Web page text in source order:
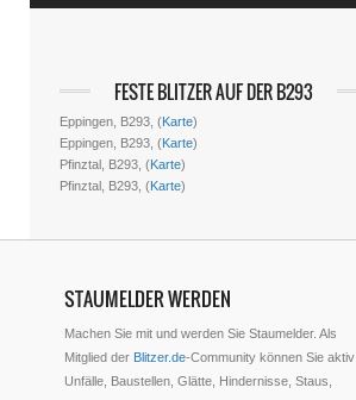
FESTE BLITZER AUF DER B293
Eppingen, B293, (Karte)
Eppingen, B293, (Karte)
Pfinztal, B293, (Karte)
Pfinztal, B293, (Karte)
STAUMELDER WERDEN
Machen Sie mit und werden Sie Staumelder. Als
Mitglied der Blitzer.de-Community können Sie aktiv
Unfälle, Baustellen, Glätte, Hindernisse, Staus,